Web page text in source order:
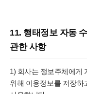
11. 행태정보 자동
관한 사항
1) 회사는 정보주체에게
위해 이용정보를 저장하